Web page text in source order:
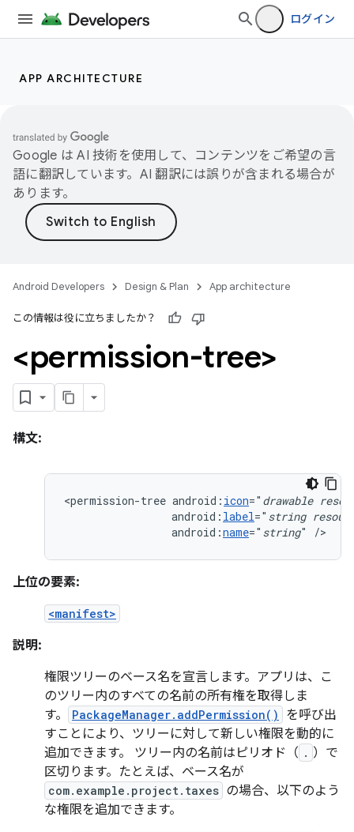
ログイン
APP ARCHITECTURE
Google は AI 技術を使用して、コンテンツをご希望の言
語に翻訳しています。AI 翻訳には誤りが含まれる場合が
あります。
Android Developers Design & Plan App architecture
この情報は役に立ちましたか？
<permission-tree>
構文:
<permission-tree android: icon=" drawable
android: label=" string
android:name=" string" />
上位の要素:
<manifest>
説明:
権限ツリーのベース名を宣言します。アプリは、こ
のツリー内のすべての名前の所有権を取得しま
す。
PackageManager.addPermission()
を呼び出
すことにより、ツリーに対して新しい権限を動的に
追加できます。 ツリー内の名前はピリオド（ . ）で
区切ります。たとえば、ベース名が
com.example.project.taxes の場合、以下のよう
な権限を追加できます。